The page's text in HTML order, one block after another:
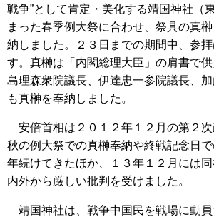
戦争”として肯定・美化する靖国神社（
まった春季例大祭に合わせ、祭具の真
納しました。２３日までの期間中、参
す。真榊は「内閣総理大臣」の肩書で
島理森衆院議長、伊達忠一参院議長、
も真榊を奉納しました。
安倍首相は２０１２年１２月の第２次
秋の例大祭での真榊奉納や終戦記念日
年続けてきたほか、１３年１２月には
内外から厳しい批判を受けました。
靖国神社は、戦争中国民を戦場に動員